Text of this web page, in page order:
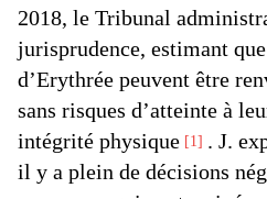
2018, le Tribunal
jurisprudence, estimant
d’Erythrée peuvent être
sans risques d’atteinte à
intégrité physique
1
. J.
il y a plein de décisions